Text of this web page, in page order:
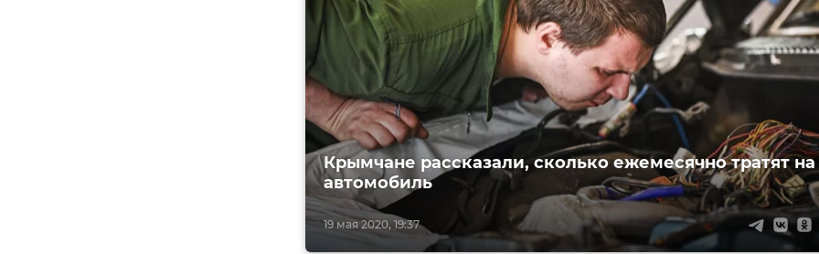
19 мая 2020, 19:37
Крымчане рассказали, сколько ежемесячно тратят на
автомобиль